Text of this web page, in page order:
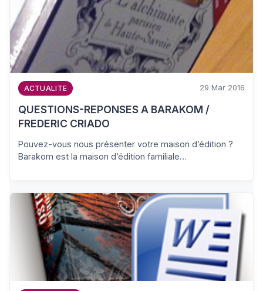
ACTUALITE 29 Mar 2016
QUESTIONS-REPONSES A BARAKOM /
FREDERIC CRIADO
Pouvez-vous nous présenter votre maison d’édition ?
Barakom est la maison d’édition familiale…